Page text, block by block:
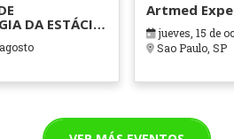
DA ESTÁCIO
Artmed
jueves, 15 de
Sao Paulo, SP